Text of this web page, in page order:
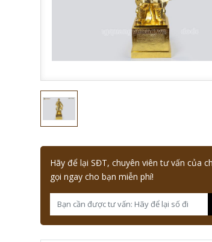
Hãy để lại SĐT, chuyên viên tư vấn của
gọi ngay cho bạn miễn phí!